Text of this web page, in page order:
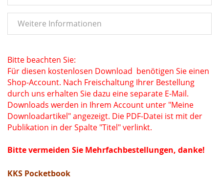
Weitere Informationen
Bitte beachten Sie:
Für diesen kostenlosen Download benötigen Sie einen
Shop-Account. Nach Freischaltung Ihrer Bestellung
durch uns erhalten Sie dazu eine separate E-Mail.
Downloads werden in Ihrem Account unter "Meine
Downloadartikel" angezeigt. Die PDF-Datei ist mit der
Publikation in der Spalte "Titel" verlinkt.
Bitte vermeiden Sie Mehrfachbestellungen, danke!
KKS Pocketbook